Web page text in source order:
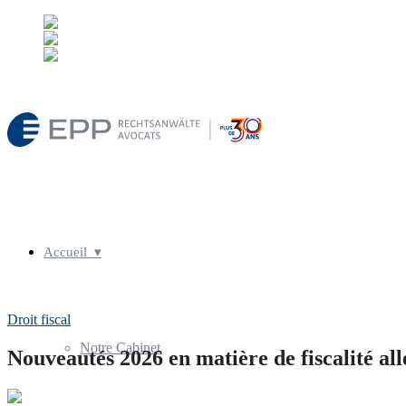
Accueil
Notre Cabinet
Droit fiscal
Nouveautés 2026 en matière de fiscalité